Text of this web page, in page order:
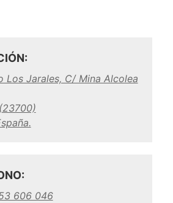
Los Jarales, C/ Mina Alcolea
606 046